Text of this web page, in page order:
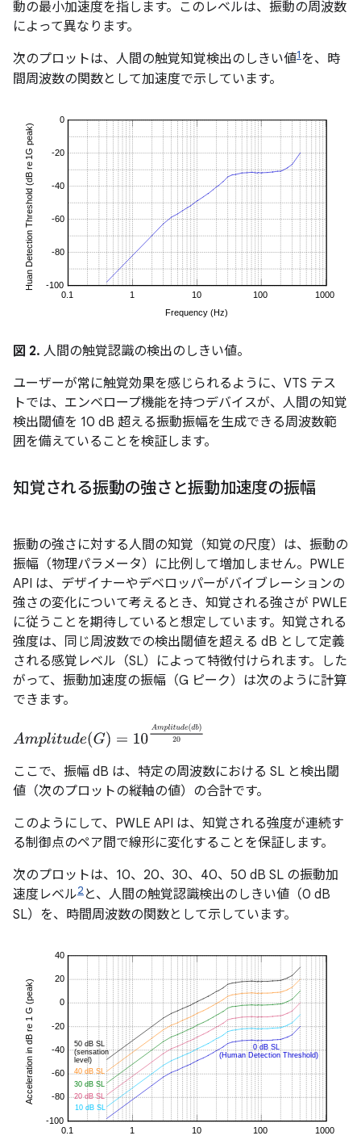
動の最小加速度を指します。このレベルは、振動の周波数
によって異なります。
次のプロットは、人間の触覚知覚検出のしきい値1を、時
間周波数の関数として加速度で示しています。
図 2. 人間の触覚認識の検出のしきい値。
ユーザーが常に触覚効果を感じられるように、VTS テス
トでは、エンベロープ機能を持つデバイスが、人間の知覚
検出閾値を 10 dB 超える振動振幅を生成できる周波数範
囲を備えていることを検証します。
知覚される振動の強さと振動加速度の振幅
振動の強さに対する人間の知覚（知覚の尺度）は、振動の
振幅（物理パラメータ）に比例して増加しません。PWLE
API は、デザイナーやデベロッパーがバイブレーションの
強さの変化について考えるとき、知覚される強さが PWLE
に従うことを期待していると想定しています。知覚される
強度は、同じ周波数での検出閾値を超える dB として定義
される感覚レベル（SL）によって特徴付けられます。した
がって、振動加速度の振幅（G ピーク）は次のように計算
できます。
Am tud G =10 pl tude(db)20
ここで、振幅 dB は、特定の周波数における SL と検出閾
値（次のプロットの縦軸の値）の合計です。
このようにして、PWLE API は、知覚される強度が連続す
る制御点のペア間で線形に変化することを保証します。
次のプロットは、10、20、30、40、50 dB SL の振動加
速度レベル2 と、人間の触覚認識検出のしきい値（0 dB
SL）を、時間周波数の関数として示しています。